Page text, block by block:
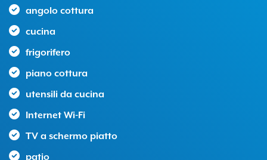
angolo cottura
cucina
frigorifero
piano cottura
utensili da cucina
Internet Wi-Fi
TV a schermo piatto
patio